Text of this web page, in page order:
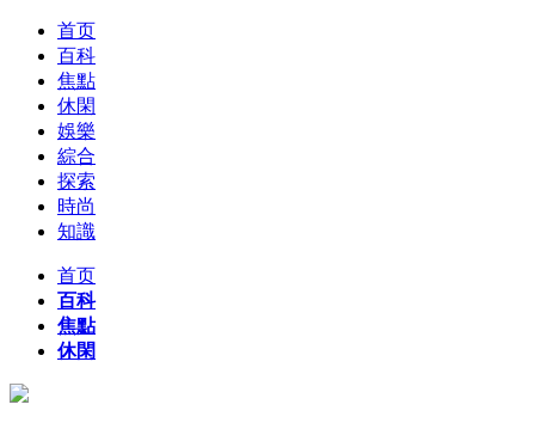
首页
百科
焦點
休閑
娛樂
綜合
探索
時尚
知識
首页
百科
焦點
休閑